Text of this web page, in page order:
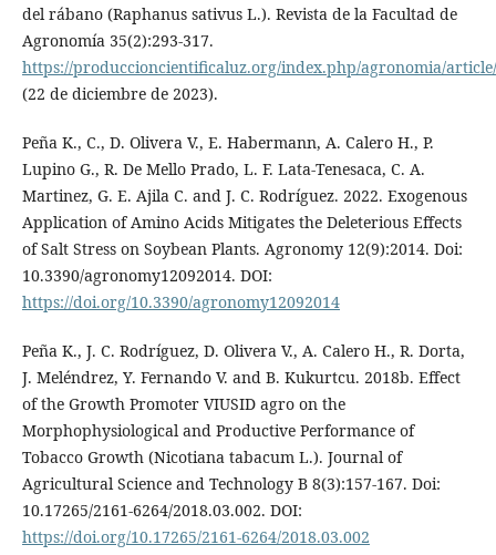
del rábano (Raphanus sativus L.). Revista de la Facultad de
Agronomía 35(2):293-317.
https://produccioncientificaluz.org/index.php/agronomia/
(22 de diciembre de 2023).
Peña K., C., D. Olivera V., E. Habermann, A. Calero H., P.
Lupino G., R. De Mello Prado, L. F. Lata-Tenesaca, C. A.
Martinez, G. E. Ajila C. and J. C. Rodríguez. 2022. Exogenous
Application of Amino Acids Mitigates the Deleterious Effects
of Salt Stress on Soybean Plants. Agronomy 12(9):2014. Doi:
10.3390/agronomy12092014. DOI:
https://doi.org/10.3390/agronomy12092014
Peña K., J. C. Rodríguez, D. Olivera V., A. Calero H., R. Dorta,
J. Meléndrez, Y. Fernando V. and B. Kukurtcu. 2018b. Effect
of the Growth Promoter VIUSID agro on the
Morphophysiological and Productive Performance of
Tobacco Growth (Nicotiana tabacum L.). Journal of
Agricultural Science and Technology B 8(3):157-167. Doi:
10.17265/2161-6264/2018.03.002. DOI:
https://doi.org/10.17265/2161-6264/2018.03.002